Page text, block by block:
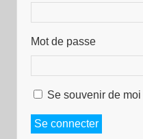
Mot de passe
Se souvenir de moi
Se connecter